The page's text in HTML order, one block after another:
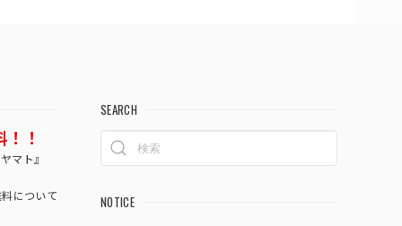
！
マト』
について
SEARCH
NOTICE